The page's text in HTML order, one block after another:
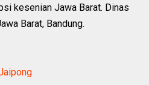
kesenian Jawa Barat. Dinas
Barat, Bandung.